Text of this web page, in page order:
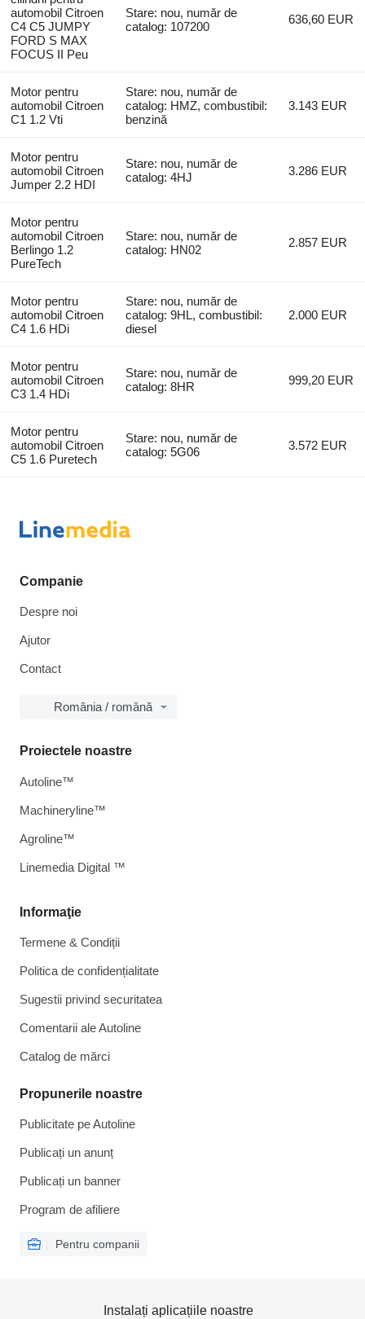
automobil Citroen
C4 C5 JUMPY
FORD S MAX
FOCUS II Peu
Stare: nou, număr de
catalog: 107200
636,60 EUR
Motor pentru
automobil Citroen
C1 1.2 Vti
Stare: nou, număr de
catalog: HMZ, combustibil:
benzină
3.143 EUR
Motor pentru
automobil Citroen
Jumper 2.2 HDI
Stare: nou, număr de
catalog: 4HJ
3.286 EUR
Motor pentru
automobil Citroen
Berlingo 1.2
PureTech
Stare: nou, număr de
catalog: HN02
2.857 EUR
Motor pentru
automobil Citroen
C4 1.6 HDi
Stare: nou, număr de
catalog: 9HL, combustibil:
diesel
2.000 EUR
Motor pentru
automobil Citroen
C3 1.4 HDi
Stare: nou, număr de
catalog: 8HR
999,20 EUR
Motor pentru
automobil Citroen
C5 1.6 Puretech
Stare: nou, număr de
catalog: 5G06
3.572 EUR
Companie
Despre noi
Ajutor
Contact
România / română
Informaţie
Termene & Condiții
Politica de confidențialitate
Sugestii privind securitatea
Comentarii ale Autoline
Catalog de mărcі
Propunerile noastre
Publicitate pe Autoline
Publicați un anunț
Publicați un banner
Program de afiliere
Pentru companii
Proiectele noastre
Autoline™
Machineryline™
Agroline™
Linemedia Digital ™
Instalați aplicațiile noastre